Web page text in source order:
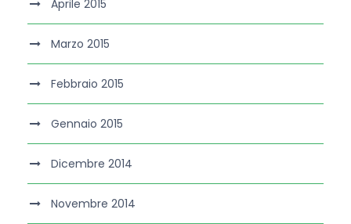
Aprile 2015
Marzo 2015
Febbraio 2015
Gennaio 2015
Dicembre 2014
Novembre 2014